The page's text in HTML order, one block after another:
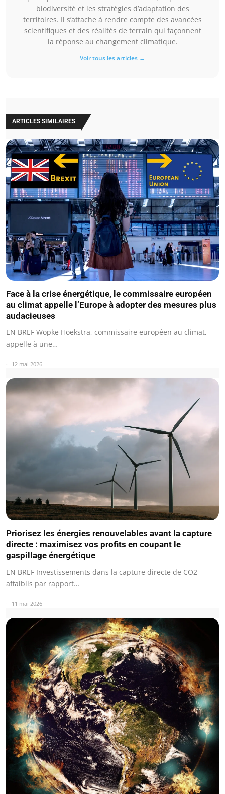
biodiversité et les stratégies d’adaptation des
territoires. Il s’attache à rendre compte des avancées
scientifiques et des réalités de terrain qui façonnent
la réponse au changement climatique.
Voir tous les articles →
ARTICLES SIMILAIRES
Face à la crise énergétique, le commissaire européen
au climat appelle l’Europe à adopter des mesures plus
audacieuses
EN BREF Wopke Hoekstra, commissaire européen au climat,
appelle à une…
12 mai 2026
Priorisez les énergies renouvelables avant la capture
directe : maximisez vos profits en coupant le
gaspillage énergétique
EN BREF Investissements dans la capture directe de CO2
affaiblis par rapport…
11 mai 2026